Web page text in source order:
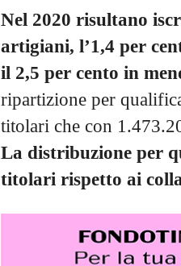
Nel 2020 risultano
artigiani, l’1,4 per
il 2,5 per cento in
ripartizione per
titolari che con
La distribuzione per
titolari rispetto ai